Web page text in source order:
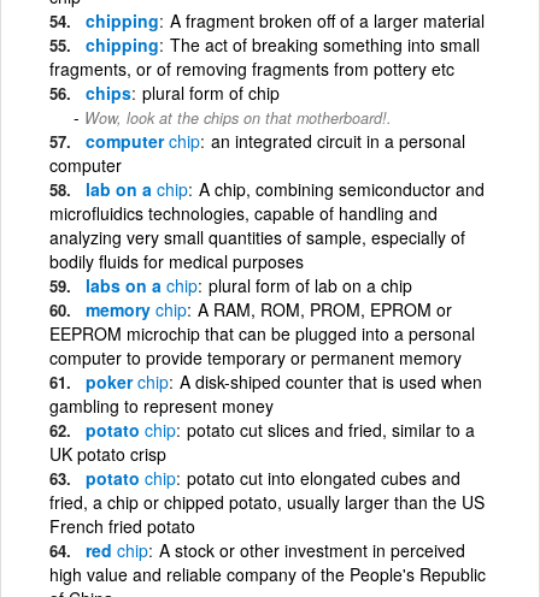
chipping A fragment broken off of a larger material
chipping The act of breaking something into small
fragments, or of removing fragments from pottery etc
chips plural form of chip
Wow, look at the chips on that motherboard!.
computerchip an integrated circuit in a personal
computer
lab on a chip A chip, combining semiconductor and
microfluidics technologies, capable of handling and
analyzing very small quantities of sample, especially of
bodily fluids for medical purposes
labs on a chip plural form of lab on a chip
memory chip A RAM, ROM, PROM, EPROM or
EEPROM microchip that can be plugged into a personal
computer to provide temporary or permanent memory
pokerchip A disk-shiped counter that is used when
gambling to represent money
potato chip potato cut slices and fried, similar to a
UK potato crisp
potato chip potato cut into elongated cubes and
fried, a chip or chipped potato, usually larger than the US
French fried potato
red chip A stock or other investment in perceived
high value and reliable company of the People's Republic